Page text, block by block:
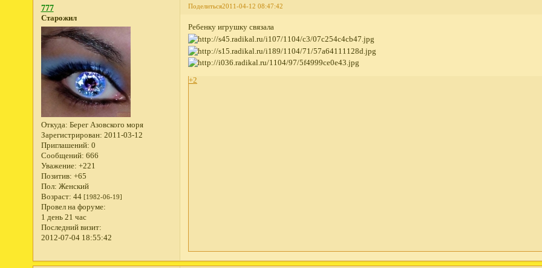
Поделиться2011-04-12 08:47:42
777
Старожил
Откуда: Берег Азовского моря
Зарегистрирован: 2011-03-12
Приглашений: 0
Сообщений: 666
Уважение: +221
Позитив: +65
Пол: Женский
Возраст: 44 [1982-06-19]
Провел на форуме:
1 день 21 час
Последний визит:
2012-07-04 18:55:42
Ребенку игрушку связала
+2